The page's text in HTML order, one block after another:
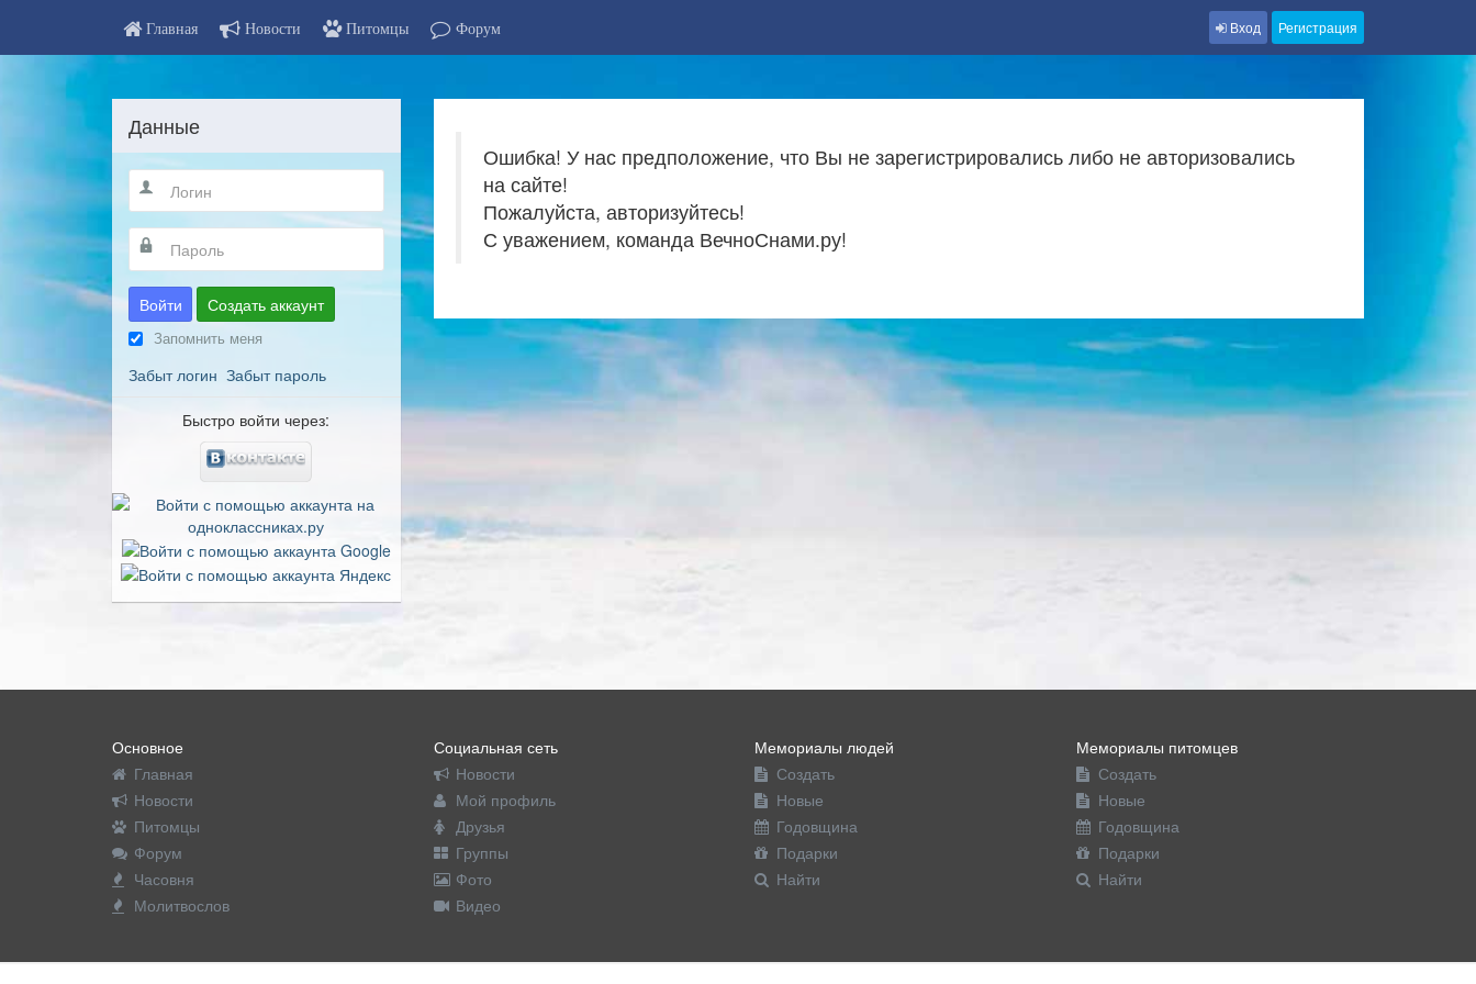
Главная Новости Питомцы Форум Вход Регистрация
Ошибка! У нас предположение, что Вы не зарегистрировались либо не авторизовались
на сайте!
Пожалуйста, авторизуйтесь!
С уважением, команда ВечноСнами.ру!
Данные
Войти Создать аккаунт
Запомнить меня
Забыт логин Забыт пароль
Быстро войти через:
Основное
Главная
Новости
Питомцы
Форум
Часовня
Молитвослов
Социальная сеть
Новости
Мой профиль
Друзья
Группы
Фото
Видео
Мемориалы людей
Создать
Новые
Годовщина
Подарки
Найти
Мемориалы питомцев
Создать
Новые
Годовщина
Подарки
Найти